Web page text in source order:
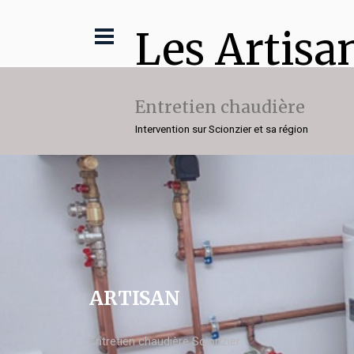
Les
Entretien chaudière
Intervention sur Scionzier et sa région
ARTISAN
Entretien chaudière Scionzier